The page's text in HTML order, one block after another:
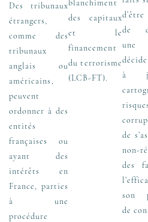
Des tribunaux
étrangers,
comme des
tribunaux
anglais ou
américains,
peuvent
ordonner à des
entités
françaises ou
ayant des
intérêts en
France, parties
à une
procédure
blanchiment
des capitaux
et le
financement
du terrorisme
(LCB-FT).
de
une
à
de
non-
des
son
de